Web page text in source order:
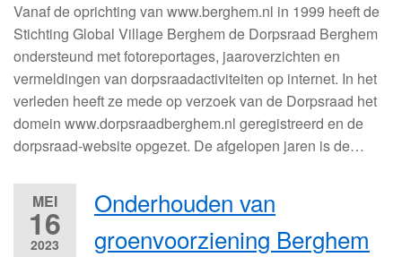
Vanaf de oprichting van www.berghem.nl in 1999 heeft de
Stichting Global Village Berghem de Dorpsraad Berghem
ondersteund met fotoreportages, jaaroverzichten en
vermeldingen van dorpsraadactiviteiten op internet. In het
verleden heeft ze mede op verzoek van de Dorpsraad het
domein www.dorpsraadberghem.nl geregistreerd en de
dorpsraad-website opgezet. De afgelopen jaren is de…
MEI
16
2023
Onderhouden van
groenvoorziening Berghem